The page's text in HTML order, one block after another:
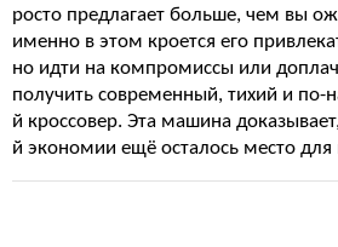
росто предлагает больше, чем вы
именно в этом кроется его
но идти на компромиссы или
получить современный, тихий и
й кроссовер. Эта машина
й экономии ещё осталось место